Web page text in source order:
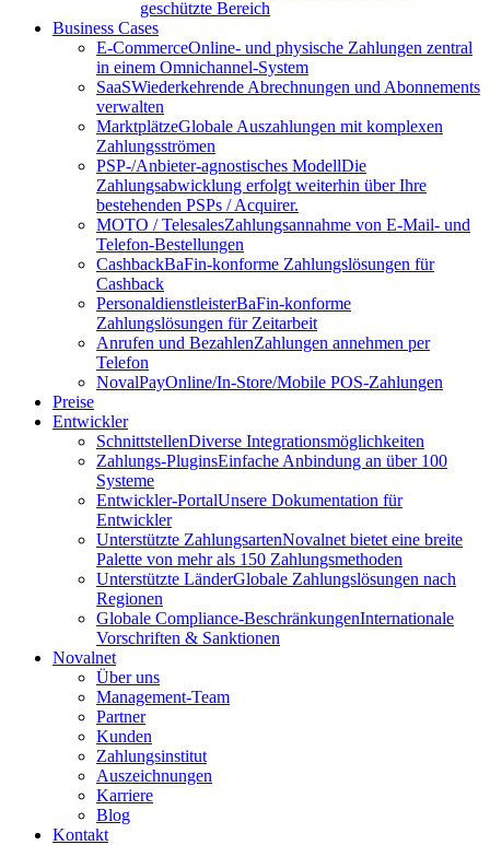
geschützte Bereich
Business Cases
E-CommerceOnline- und physische Zahlungen zentral
in einem Omnichannel-System
SaaSWiederkehrende Abrechnungen und Abonnements
verwalten
MarktplätzeGlobale Auszahlungen mit komplexen
Zahlungsströmen
PSP-/Anbieter‑agnostisches ModellDie
Zahlungsabwicklung erfolgt weiterhin über Ihre
bestehenden PSPs / Acquirer.
MOTO / TelesalesZahlungsannahme von E-Mail- und
Telefon-Bestellungen
CashbackBaFin-konforme Zahlungslösungen für
Cashback
PersonaldienstleisterBaFin-konforme
Zahlungslösungen für Zeitarbeit
Anrufen und BezahlenZahlungen annehmen per
Telefon
NovalPayOnline/In-Store/Mobile POS-Zahlungen
Preise
Entwickler
SchnittstellenDiverse Integrationsmöglichkeiten
Zahlungs-PluginsEinfache Anbindung an über 100
Systeme
Entwickler-PortalUnsere Dokumentation für
Entwickler
Unterstützte ZahlungsartenNovalnet bietet eine breite
Palette von mehr als 150 Zahlungsmethoden
Unterstützte LänderGlobale Zahlungslösungen nach
Regionen
Globale Compliance-BeschränkungenInternationale
Vorschriften & Sanktionen
Novalnet
Über uns
Management-Team
Partner
Kunden
Zahlungsinstitut
Auszeichnungen
Karriere
Blog
Kontakt